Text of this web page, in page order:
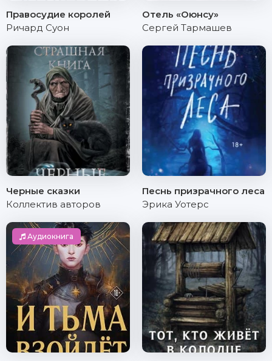
Правосудие королей
Ричард Суон
Отель «Оюнсу»
Сергей Тармашев
Черные сказки
Коллектив авторов
Песнь призрачного леса
Эрика Уотерс
Аудиокнига